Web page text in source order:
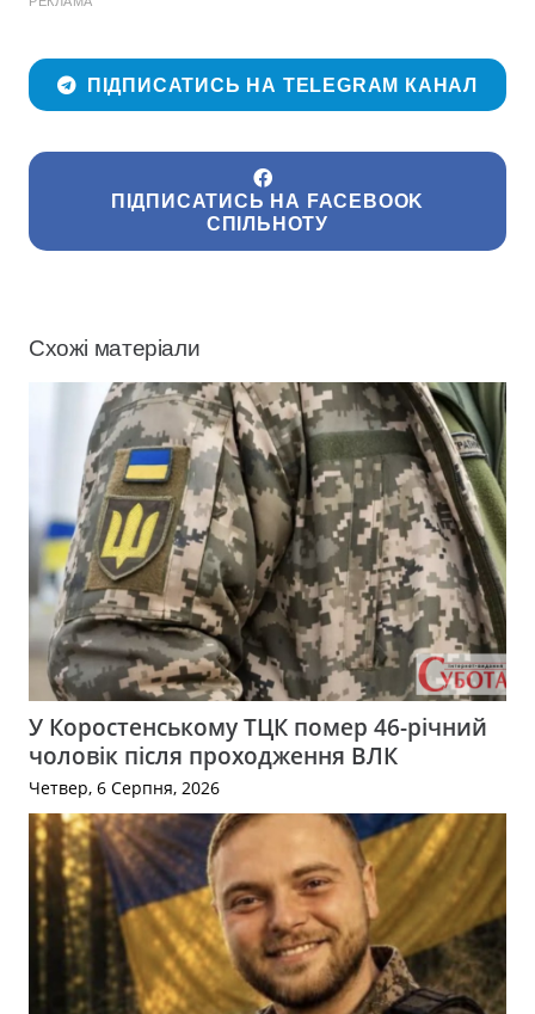
ПІДПИСАТИСЬ НА TELEGRAM КАНАЛ
ПІДПИСАТИСЬ НА FACEBOOK
СПІЛЬНОТУ
Схожі матеріали
У Коростенському ТЦК помер 46-річний
чоловік після проходження ВЛК
Четвер, 6 Серпня, 2026